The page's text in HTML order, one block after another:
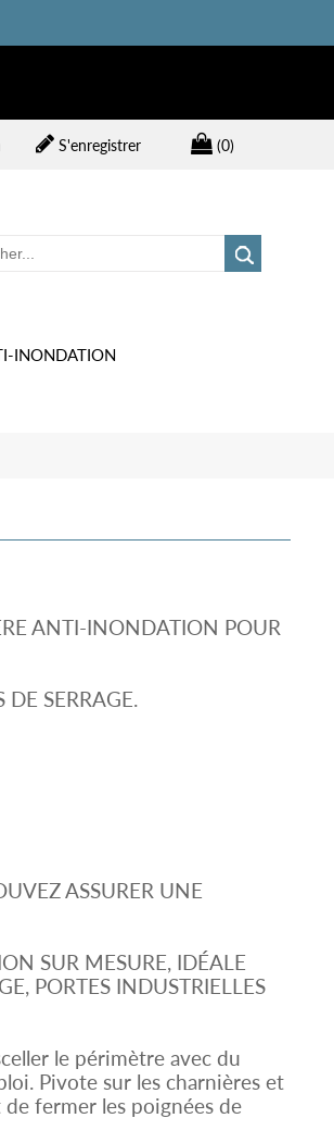
(0)
S'enregistrer
INONDATION
ANTI-INONDATION POUR
DE SERRAGE.
ASSURER UNE
SUR MESURE, IDÉALE
PORTES INDUSTRIELLES
le périmètre avec du
Pivote sur les charnières et
fermer les poignées de